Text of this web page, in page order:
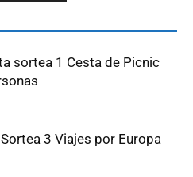
sortea 1 Cesta de Picnic
3 Viajes por Europa